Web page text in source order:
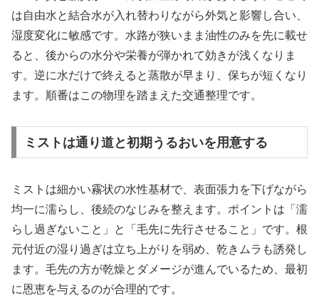
は自由水と結合水が入れ替わりながら外気と影響し合い、
湿度変化に敏感です。水路が狭いまま油性のみを先に載せ
ると、後からの水分や栄養が弾かれて効きが浅くなりま
す。逆に水だけで終えると蒸散が早まり、保ちが短くなり
ます。順番はこの物理を踏まえた交通整理です。
ミストは通り道と初期うるおいを用意する
ミストは細かい霧状の水性基材で、表面張力を下げながら
均一に濡らし、後続のなじみを整えます。ポイントは「濡
らし過ぎないこと」と「毛先に先行させること」です。根
元付近の湿り過ぎは立ち上がりを弱め、乾きムラも誘発し
ます。毛先の方が乾燥とダメージが進んでいるため、最初
に恩恵を与えるのが合理的です。